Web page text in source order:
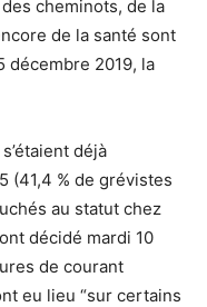
cheminots, de la
de la santé sont
décembre 2019, la
déjà
(41,4 % de grévistes
au statut chez
décidé mardi 10
de courant
eu lieu “sur certains